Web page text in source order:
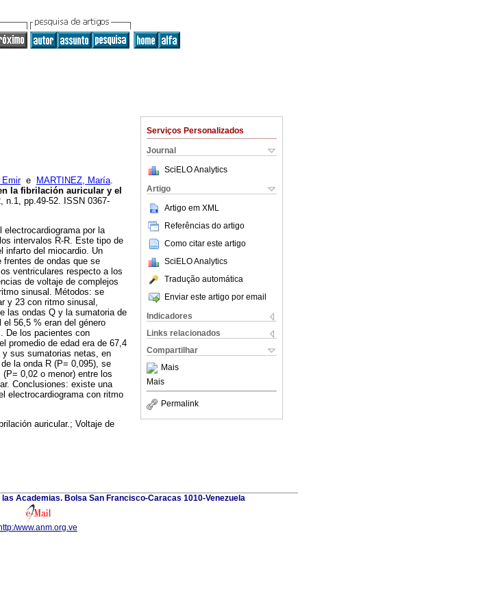
Serviços Personalizados
Journal
SciELO Analytics
Artigo
Artigo em XML
Referências do artigo
Como citar este artigo
SciELO Analytics
Tradução automática
Enviar este artigo por email
Indicadores
Links relacionados
Compartilhar
Mais
Mais
Permalink
e MARTINEZ, María.
la fibrilación auricular y el
n.1, pp.49-52. ISSN 0367-
por la
intervalos R-R. Este tipo de
infarto del miocardio. Un
frentes de ondas que se
ventriculares respecto a los
de voltaje de complejos
sinusal. Métodos: se
y 23 con ritmo sinusal,
las ondas Q y la sumatoria de
56,5 % eran del género
De los pacientes con
promedio de edad era de 67,4
y sus sumatorias netas, en
la onda R (P= 0,095), se
0,02 o menor) entre los
Conclusiones: existe una
electrocardiograma con ritmo
auricular.; Voltaje de
Academias. Bolsa San Francisco-Caracas 1010-Venezuela
www.anm.org.ve